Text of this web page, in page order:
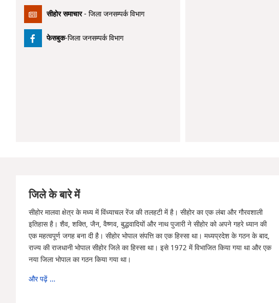
सीहोर समाचार- जिला जनसम्पर्क विभाग
फेसबुक-जिला जनसम्पर्क विभाग
जिले के बारे में
सीहोर मालवा क्षेत्र के मध्य में विंध्याचल रेंज की तलहटी में है। सीहोर का एक लंबा और गौरवशाली
इतिहास है। शैव, शक्ति, जैन, वैष्णव, बुद्धवादियों और नाथ पुजारी ने सीहोर को अपने गहरे ध्यान की
एक महत्वपूर्ण जगह बना दी है। सीहोर भोपाल संपत्ति का एक हिस्सा था। मध्यप्रदेश के गठन के बाद,
राज्य की राजधानी भोपाल सीहोर जिले का हिस्सा था। इसे 1972 में विभाजित किया गया था और एक
नया जिला भोपाल का गठन किया गया था।
और पढ़ें …